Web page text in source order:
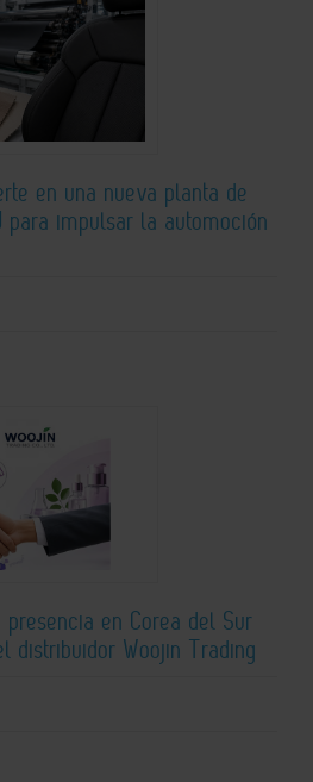
en una nueva planta de
para impulsar la automoción
en Corea del Sur
distribuidor Woojin Trading